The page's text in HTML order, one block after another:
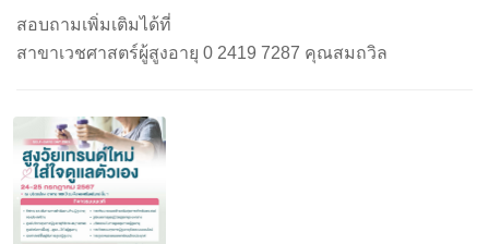
สอบถามเพิ่มเติมได้ที่
สาขาเวชศาสตร์ผู้สูงอายุ 0 2419 7287 คุณสมถวิล